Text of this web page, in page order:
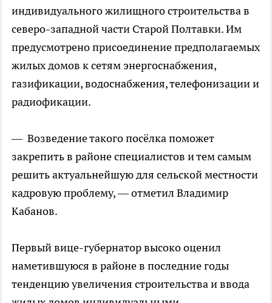
индивидуального жилищного строительства в
северо-западной части Старой Полтавки. Им
предусмотрено присоединение предполагаемых
жилых домов к сетям энергоснабжения,
газификации, водоснабжения, телефонизации и
радиофикации.
— Возведение такого посёлка поможет
закрепить в районе специалистов и тем самым
решить актуальнейшую для сельской местности
кадровую проблему, — отметил Владимир
Кабанов.
Первый вице-губернатор высоко оценил
наметившуюся в районе в последние годы
тенденцию увеличения строительства и ввода